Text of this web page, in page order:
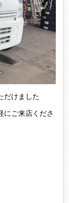
だけました
にご来店くださ